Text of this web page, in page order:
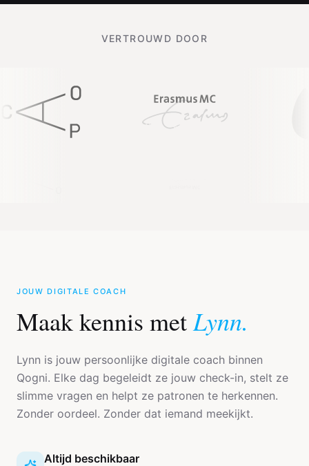
VERTROUWD DOOR
JOUW DIGITALE COACH
Maak kennis metLynn.
Lynn is jouw persoonlijke digitale coach binnen
Qogni. Elke dag begeleidt ze jouw check-in, stelt ze
slimme vragen en helpt ze patronen te herkennen.
Zonder oordeel. Zonder dat iemand meekijkt.
Altijd beschikbaar